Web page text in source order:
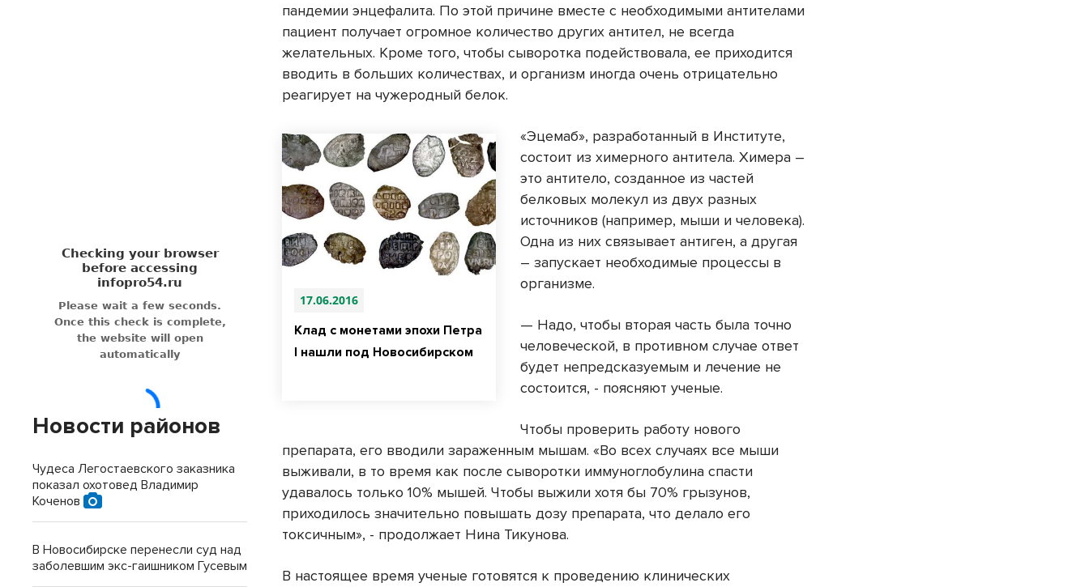
пандемии энцефалита. По этой причине вместе с необходимыми антителами
пациент получает огромное количество других антител, не всегда
желательных. Кроме того, чтобы сыворотка подействовала, ее приходится
вводить в больших количествах, и организм иногда очень отрицательно
реагирует на чужеродный белок.
17.06.2016
Клад с монетами эпохи Петра
I нашли под Новосибирском
«Эцемаб», разработанный в Институте,
состоит из химерного антитела. Химера –
это антитело, созданное из частей
белковых молекул из двух разных
источников (например, мыши и человека).
Одна из них связывает антиген, а другая
– запускает необходимые процессы в
организме.
— Надо, чтобы вторая часть была точно
человеческой, в противном случае ответ
будет непредсказуемым и лечение не
состоится, - поясняют ученые.
Чтобы проверить работу нового
препарата, его вводили зараженным мышам. «Во всех случаях все мыши
выживали, в то время как после сыворотки иммуноглобулина спасти
удавалось только 10% мышей. Чтобы выжили хотя бы 70% грызунов,
приходилось значительно повышать дозу препарата, что делало его
токсичным», - продолжает Нина Тикунова.
В настоящее время ученые готовятся к проведению клинических
Новости районов
Чудеса Легостаевского заказника
показал охотовед Владимир
Коченов
В Новосибирске перенесли суд над
заболевшим экс-гаишником Гусевым